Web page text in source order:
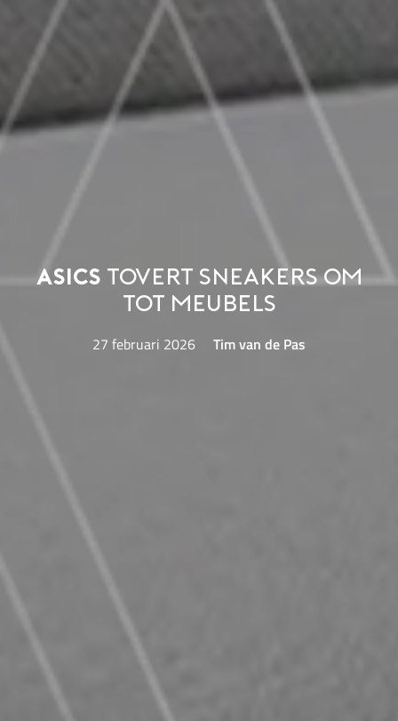
ASICS tovert sneakers om
tot meubels
27 februari 2026 Tim van de Pas